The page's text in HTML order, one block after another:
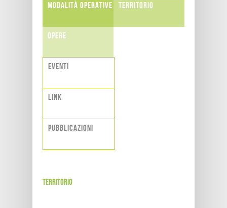
Modalità operative Territorio
Opere
Eventi
Link
Pubblicazioni
territorio